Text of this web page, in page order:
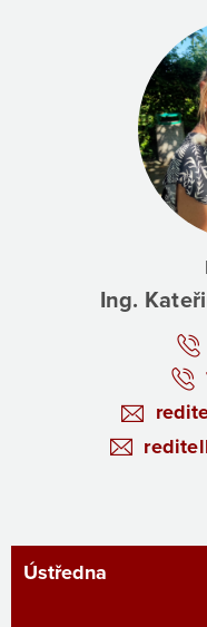
Ing.
Ústředna